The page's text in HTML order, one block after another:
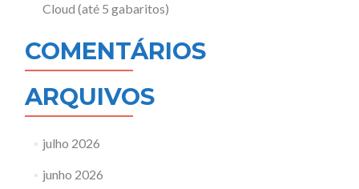
Cloud (até 5 gabaritos)
COMENTÁRIOS
ARQUIVOS
julho 2026
junho 2026